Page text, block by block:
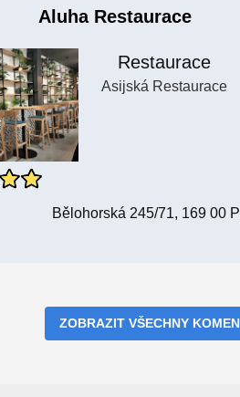
Aluha Restaurace
Restaurace
Asijská Restaurace
Bělohorská 245/71, 169 00
ZOBRAZIT VŠECHNY